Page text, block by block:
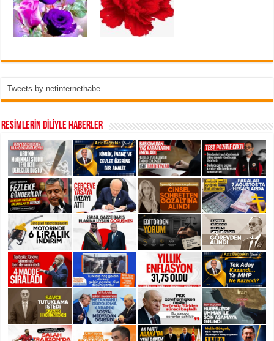
Tweets by netinternethabe
RESİMLERİN DİLİYLE HABERLER